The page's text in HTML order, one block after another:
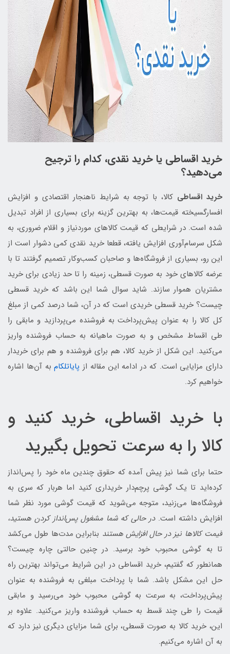
خرید اقساطی یا خرید نقدی، کدام را ترجیح
می‌دهید؟
خرید اقساطی کالا، با توجه به شرایط ناهنجار اقتصادی و افزایش
افسارگسیخته قیمت‌ها، به بهترین گزینه برای بسیاری از افراد تبدیل
شده است. در شرایطی که قیمت کالاهای موردنیاز و اقلام ضروری، به
شکل سرسام‌آوری افزایش یافته، قطعا خرید نقدی کمی دشوار است از
این رو، بسیاری از فروشگاه‌ها و صاحبان کسب‌و‌کار تصمیم گرفتند تا با
عرضه کالاهای خود به صورت قسطی، زمینه را تا حد زیادی برای خرید
مشتریان هموار سازند. شاید سوال شما این باشد که خرید قسطی
چیست؟ خرید قسطی خریدی است که در آن، شما درصد کمی از مبلغ
کل کالا را به عنوان پیش‌پرداخت به فروشنده می‌پردازید و مابقی را
طی اقساط مشخص و به صورت ماهیانه به حساب فروشنده واریز
می‌کنید. این شکل از خرید کالا، هم برای فروشنده و هم برای خریدار
دارای مزایایی است. که در ادامه این مقاله از پایاتلکامبه آن‌ها اشاره
خواهیم کرد.
با خرید اقساطی، خرید کنید و
کالا را به سرعت تحویل بگیرید
حتما برای شما نیز پیش آمده که حقوق چندین ماه خود را پس‌انداز
کرده‌اید تا یک گوشی پرچم‌دار خریداری کنید اما هربار که سری به
فروشگاه‌ها می‌زنید، متوجه می‌شوید که قیمت گوشی مورد نظر شما
افزایش داشته است.در حالی که شما مشغول پس‌انداز کردن هستید،
قیمت کالاها نیز در حال افزایش هستند بنابراین مدت‌ها طول می‌کشد
تا به گوشی محبوب خود برسید. در چنین حالتی چاره چیست؟
همانطور که گفتیم، خرید اقساطی در این شرایط می‌تواند بهترین راه
حل این مشکل باشد. شما با پرداخت مبلغی به فروشنده به عنوان
پیش‌پرداخت، به سرعت به گوشی محبوب خود می‌رسید و مابقی
قیمت را طی چند قسط به حساب فروشنده واریز می‌کنید. علاوه بر
این، خرید کالا به صورت قسطی، برای شما مزایای دیگری نیز دارد که
به آن اشاره می‌کنیم.